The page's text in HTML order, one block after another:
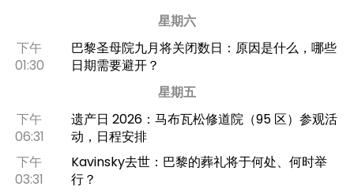
星期六
下午
01:30
巴黎圣母院九月将关闭数日：原因是什么，哪些
日期需要避开？
星期五
下午
06:31
遗产日 2026：马布瓦松修道院（95 区）参观活
动，日程安排
下午
03:31
Kavinsky去世：巴黎的葬礼将于何处、何时举
行？